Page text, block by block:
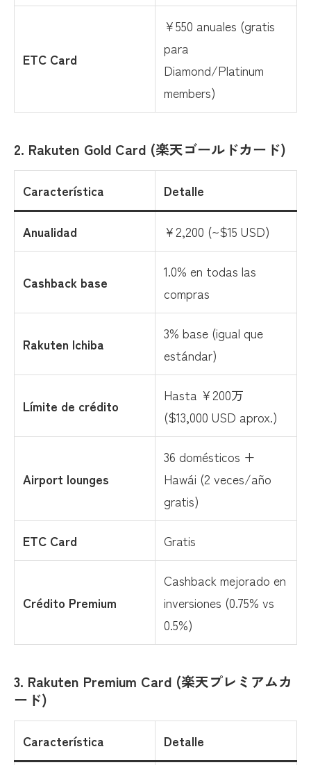
ETC Card
¥550 anuales (gratis
para
Diamond/Platinum
members)
2. Rakuten Gold Card (楽天ゴールドカード)
Característica Detalle
Anualidad ¥2,200 (~$15 USD)
Cashback base
1.0% en todas las
compras
Rakuten Ichiba
3% base (igual que
estándar)
Límite de crédito
Hasta ¥200万
($13,000 USD aprox.)
Airport lounges
36 domésticos +
Hawái (2 veces/año
gratis)
ETC Card Gratis
Crédito Premium
Cashback mejorado en
inversiones (0.75% vs
0.5%)
3. Rakuten Premium Card (楽天プレミアムカ
ード)
Característica Detalle